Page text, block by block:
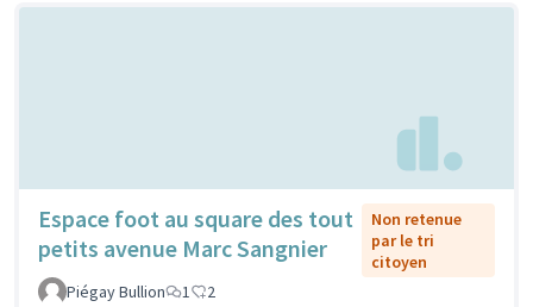
Espace foot au square des tout
petits avenue Marc Sangnier
Non retenue
par le tri
citoyen
Piégay Bullion
1 2